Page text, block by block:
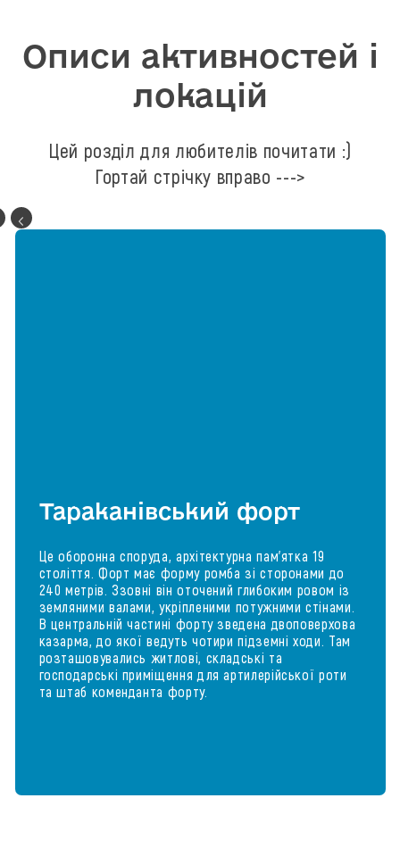
Описи активностей і
локацій
Цей розділ для любителів почитати :)
Гортай стрічку вправо --->
Тараканівський форт
Це оборонна споруда, архітектурна пам'ятка 19
століття. Форт має форму ромба зі сторонами до
240 метрів. Ззовні він оточений глибоким ровом із
земляними валами, укріпленими потужними стінами.
В центральній частині форту зведена двоповерхова
казарма, до якої ведуть чотири підземні ходи. Там
розташовувались житлові, складські та
господарські приміщення для артилерійської роти
та штаб коменданта форту.